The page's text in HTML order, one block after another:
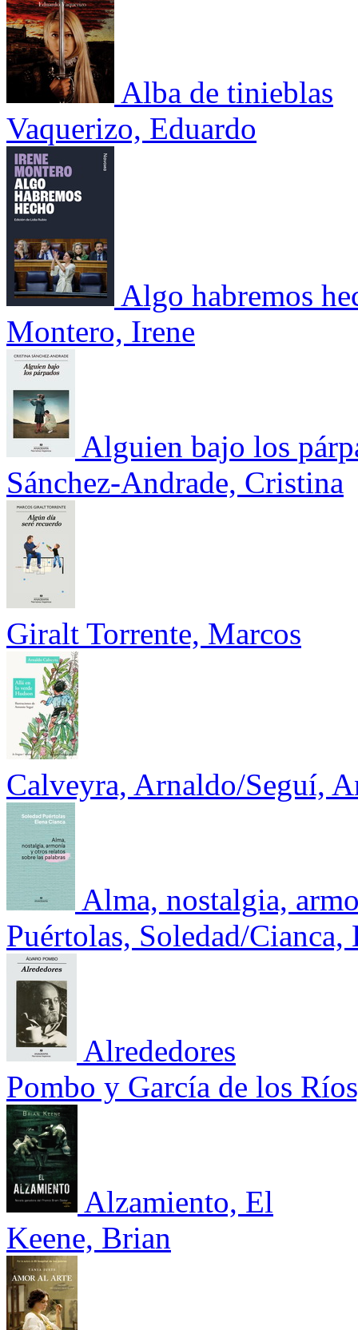
Alba de tinieblas
Vaquerizo, Eduardo
Algo habremos
Montero, Irene
Alguien bajo los
Sánchez-Andrade, Cristina
Giralt Torrente, Marcos
Calveyra, Arnaldo/Seguí,
Alma, nostalgia,
Puértolas, Soledad/Cianca,
Alrededores
Pombo y García de los
Alzamiento, El
Keene, Brian